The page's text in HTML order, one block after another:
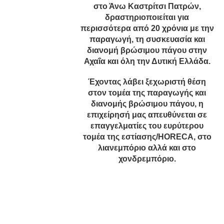
στο Άνω Καστρίτσι Πατρών,
δραστηριοποιείται για
περισσότερα από 20 χρόνια με την
παραγωγή, τη συσκευασία και
διανομή βρώσιμου πάγου στην
Αχαΐα και όλη την Δυτική Ελλάδα.
Έχοντας λάβει ξεχωριστή θέση
στον τομέα της παραγωγής και
διανομής βρώσιμου πάγου, η
επιχείρησή μας απευθύνεται σε
επαγγελματίες του ευρύτερου
τομέα της εστίασης/HORECA, στο
λιανεμπόριο αλλά και στο
χονδρεμπόριο.